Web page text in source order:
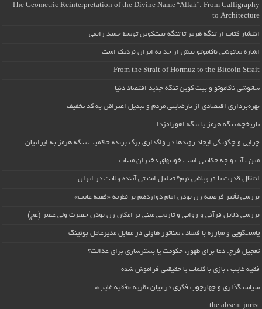
The Geometric Reinterpretation of the Divine Name “Allah”: From Calligraphy
to Architecture
انتشار کتاب از تنگه هرمز تا تنگه بیت‌کوین توسط حمید رابعی
اشاره ساتوشی ناکاموتو بیش از حد به ایران نزدیک است
From the Strait of Hormuz to the Bitcoin Strait
ساتوشی ناکاموتو و بیت کوین تنگه جدید اقتصاد دنیا
بهره‌برداری اقتصادی از نارضایتی مردم و تبدیل اعتراض به کد تخفیف
تاریخچه تنگه هرمز یا تنگه اهورامزدا
چرایی و چگونگی ایجاد روندها در واگذاری برگ برنده حاکمیت تنگه هرمز به ایرانیان
مین ، آب و چه حکایتی است خونبهای دختران میناب
انتقال قدرت یا فروپاشی نرم؟ تحلیل امنیتی آینده ولایت در ایران
بررسی تأثیر فرضیه زن بودن امام دوازدهم بر نظریه «فقیه غایب»
بررسی دلایل قرآنی و روایی و تاریخی مبنی بر امکان زن بودن حضرت ولی عصر (عج)
پاسخگویی و مبارزه با فساد ، سناتور هاولی در مقابل مدیرعامل بوئینگ
تعجیل فرج: دعا برای ظهور، حکومت یا بسترسازی برای عدالت؟
فقیه غایب ، بازی با کلمات یا حقیقتی فراموش شده
سیاستگذاری و چهارچوب فکری در بیان نظریه «فقیه غایب»
the absent jurist